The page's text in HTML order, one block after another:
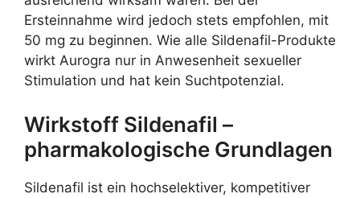
Ersteinnahme wird jedoch stets empfohlen, mit
50 mg zu beginnen. Wie alle Sildenafil-Produkte
wirkt Aurogra nur in Anwesenheit sexueller
Stimulation und hat kein Suchtpotenzial.
Wirkstoff Sildenafil –
pharmakologische Grundlagen
Sildenafil ist ein hochselektiver, kompetitiver